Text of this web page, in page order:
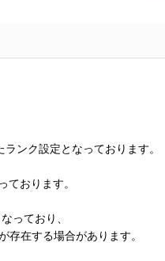
ンク設定となっております。
おります。
っており、
存在する場合があります。